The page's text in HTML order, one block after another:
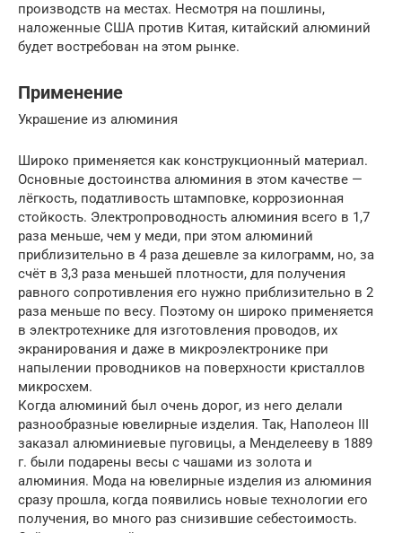
производств на местах. Несмотря на пошлины,
наложенные США против Китая, китайский алюминий
будет востребован на этом рынке.
Применение
Украшение из алюминия
Широко применяется как конструкционный материал.
Основные достоинства алюминия в этом качестве —
лёгкость, податливость штамповке, коррозионная
стойкость. Электропроводность алюминия всего в 1,7
раза меньше, чем у меди, при этом алюминий
приблизительно в 4 раза дешевле за килограмм, но, за
счёт в 3,3 раза меньшей плотности, для получения
равного сопротивления его нужно приблизительно в 2
раза меньше по весу. Поэтому он широко применяется
в электротехнике для изготовления проводов, их
экранирования и даже в микроэлектронике при
напылении проводников на поверхности кристаллов
микросхем.
Когда алюминий был очень дорог, из него делали
разнообразные ювелирные изделия. Так, Наполеон III
заказал алюминиевые пуговицы, а Менделееву в 1889
г. были подарены весы с чашами из золота и
алюминия. Мода на ювелирные изделия из алюминия
сразу прошла, когда появились новые технологии его
получения, во много раз снизившие себестоимость.